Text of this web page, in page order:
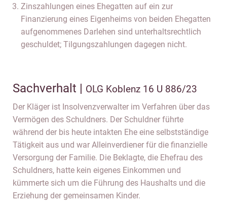
Zinszahlungen eines Ehegatten auf ein zur
Finanzierung eines Eigenheims von beiden Ehegatten
aufgenommenes Darlehen sind unterhaltsrechtlich
geschuldet; Tilgungszahlungen dagegen nicht.
Sachverhalt | OLG Koblenz 16 U 886/23
Der Kläger ist Insolvenzverwalter im Verfahren über das
Vermögen des Schuldners. Der Schuldner führte
während der bis heute intakten Ehe eine selbstständige
Tätigkeit aus und war Alleinverdiener für die finanzielle
Versorgung der Familie. Die Beklagte, die Ehefrau des
Schuldners, hatte kein eigenes Einkommen und
kümmerte sich um die Führung des Haushalts und die
Erziehung der gemeinsamen Kinder.